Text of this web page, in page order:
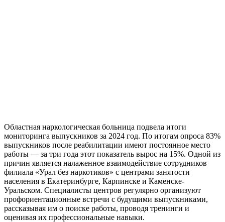
Областная наркологическая больница подвела итоги
мониторинга выпускников за 2024 год. По итогам опроса 83%
выпускников после реабилитации имеют постоянное место
работы — за три года этот показатель вырос на 15%. Одной из
причин является налаженное взаимодействие сотрудников
филиала «Урал без наркотиков» с центрами занятости
населения в Екатеринбурге, Карпинске и Каменске-
Уральском. Специалисты центров регулярно организуют
профориентационные встречи с будущими выпускниками,
рассказывая им о поиске работы, проводя тренинги и
оценивая их профессиональные навыки.